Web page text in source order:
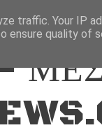
-
traffic. Your IP
ensure quality of